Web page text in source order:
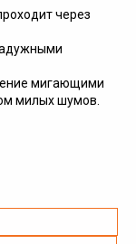
через
мигающими
милых шумов.